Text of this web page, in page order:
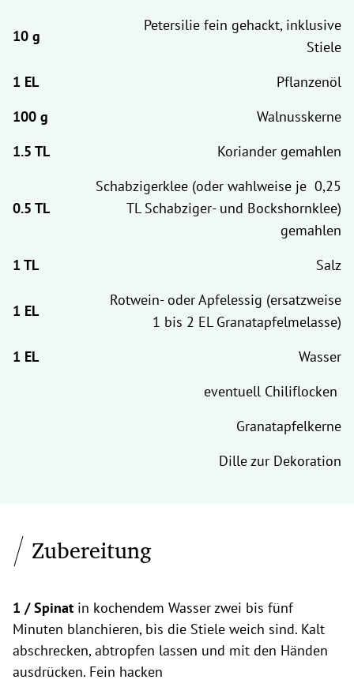
Petersilie fein gehackt, inklusive
Stiele
Pflanzenöl
Walnusskerne
Koriander gemahlen
Schabzigerklee (oder wahlweise je 0,25
TL Schabziger- und Bockshornklee)
gemahlen
Salz
Rotwein- oder Apfelessig (ersatzweise
1 bis 2 EL Granatapfelmelasse)
Wasser
eventuell Chiliflocken
Granatapfelkerne
Dille zur Dekoration
Zubereitung
1 / Spinat in kochendem Wasser zwei bis fünf
Minuten blanchieren, bis die Stiele weich sind. Kalt
abschrecken, abtropfen lassen und mit den Händen
ausdrücken. Fein hacken